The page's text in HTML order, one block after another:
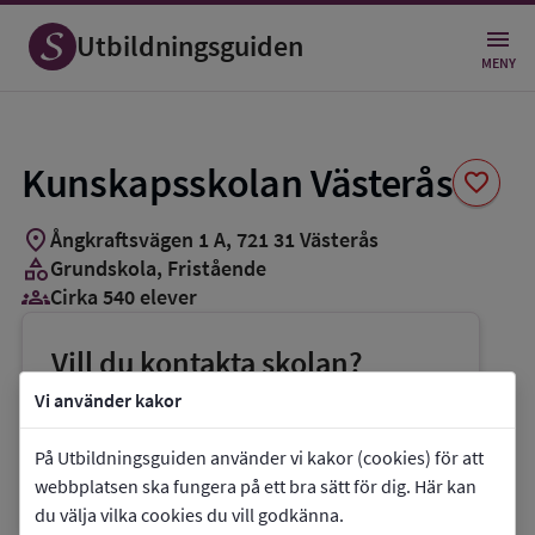
Vi använder kakor
På Utbildningsguiden använder vi kakor (cookies) för att
webbplatsen ska fungera på ett bra sätt för dig. Här kan
du välja vilka cookies du vill godkänna.
Utbildningsguiden MENY
Kunskapsskolan Västerås favorite
Spara
som
favorit
location_onÅngkraftsvägen 1 A, 721 31Västerås
categoryGrundskola, Fristående
groups_3Cirka 540 elever
Vill du kontakta skolan?
phoneTelefon:021-4440370
E-post: info.vasteras@kunskapsskolan.se
link Webbplats:Kunskapsskolan Västerås